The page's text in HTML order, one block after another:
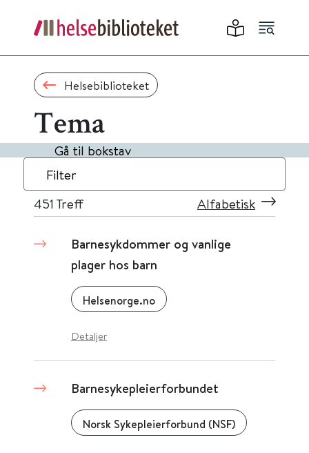
Helsebiblioteket
Tema
Gå til bokstav
Filter
451 Treff Alfabetisk
Barnesykdommer og vanlige
plager hos barn
Helsenorge.no
Detaljer
Barnesykepleierforbundet
Norsk Sykepleierforbund (NSF)